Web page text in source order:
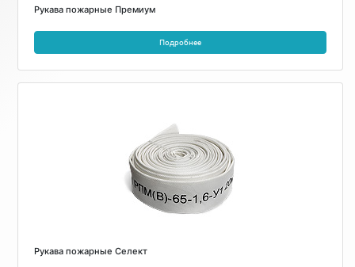
Рукава пожарные Премиум
Подробнее
Рукава пожарные Селект